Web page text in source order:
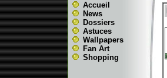
Accueil
News
Dossiers
Astuces
Wallpapers
Fan Art
Shopping